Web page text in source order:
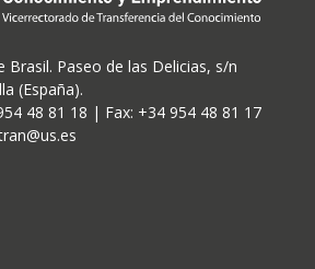
Brasil. Paseo de las Delicias, s/n
(España).
48 81 18 | Fax: +34 954 48 81 17